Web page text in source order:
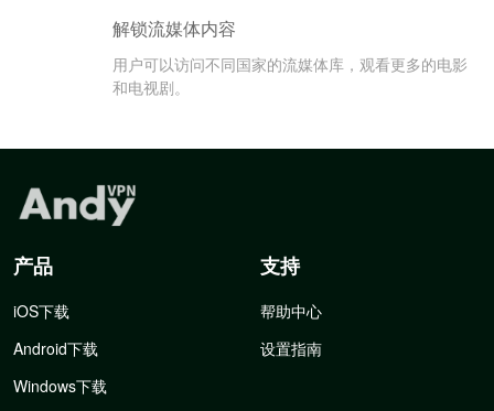
解锁流媒体内容
用户可以访问不同国家的流媒体库，观看更多的电影
和电视剧。
产品
iOS下载
Android下载
Windows下载
支持
帮助中心
设置指南